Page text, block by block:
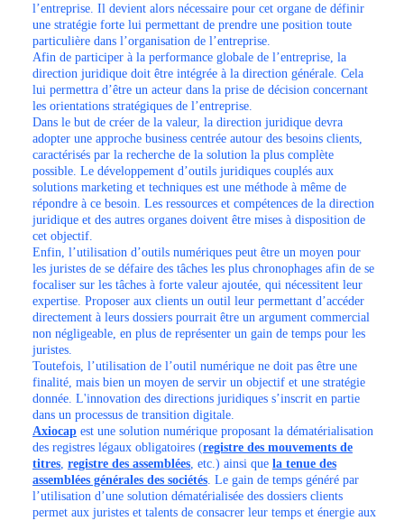
l’entreprise. Il devient alors nécessaire pour cet organe de définir
une stratégie forte lui permettant de prendre une position toute
particulière dans l’organisation de l’entreprise.
Afin de participer à la performance globale de l’entreprise, la
direction juridique doit être intégrée à la direction générale. Cela
lui permettra d’être un acteur dans la prise de décision concernant
les orientations stratégiques de l’entreprise.
Dans le but de créer de la valeur, la direction juridique devra
adopter une approche business centrée autour des besoins clients,
caractérisés par la recherche de la solution la plus complète
possible. Le développement d’outils juridiques couplés aux
solutions marketing et techniques est une méthode à même de
répondre à ce besoin. Les ressources et compétences de la direction
juridique et des autres organes doivent être mises à disposition de
cet objectif.
Enfin, l’utilisation d’outils numériques peut être un moyen pour
les juristes de se défaire des tâches les plus chronophages afin de se
focaliser sur les tâches à forte valeur ajoutée, qui nécessitent leur
expertise. Proposer aux clients un outil leur permettant d’accéder
directement à leurs dossiers pourrait être un argument commercial
non négligeable, en plus de représenter un gain de temps pour les
juristes.
Toutefois, l’utilisation de l’outil numérique ne doit pas être une
finalité, mais bien un moyen de servir un objectif et une stratégie
donnée. L'innovation des directions juridiques s’inscrit en partie
dans un processus de transition digitale.
Axiocap est une solution numérique proposant la dématérialisation
des registres légaux obligatoires (registre des mouvements de
titres, registre des assemblées, etc.) ainsi que la tenue des
assemblées générales des sociétés. Le gain de temps généré par
l’utilisation d’une solution dématérialisée des dossiers clients
permet aux juristes et talents de consacrer leur temps et énergie aux